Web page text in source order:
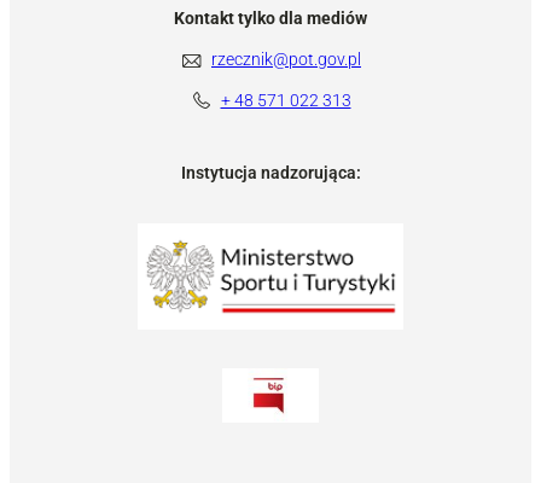
Kontakt tylko dla mediów
rzecznik@pot.gov.pl
+ 48 571 022 313
Instytucja nadzorująca: